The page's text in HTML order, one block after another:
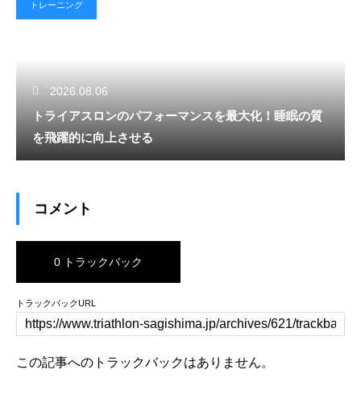
トレーニング
2026.08.06
トライアスロンのパフォーマンスを最大化！睡眠の質
を飛躍的に向上させる
コメント
0 トラックバック
トラックバックURL
この記事へのトラックバックはありません。